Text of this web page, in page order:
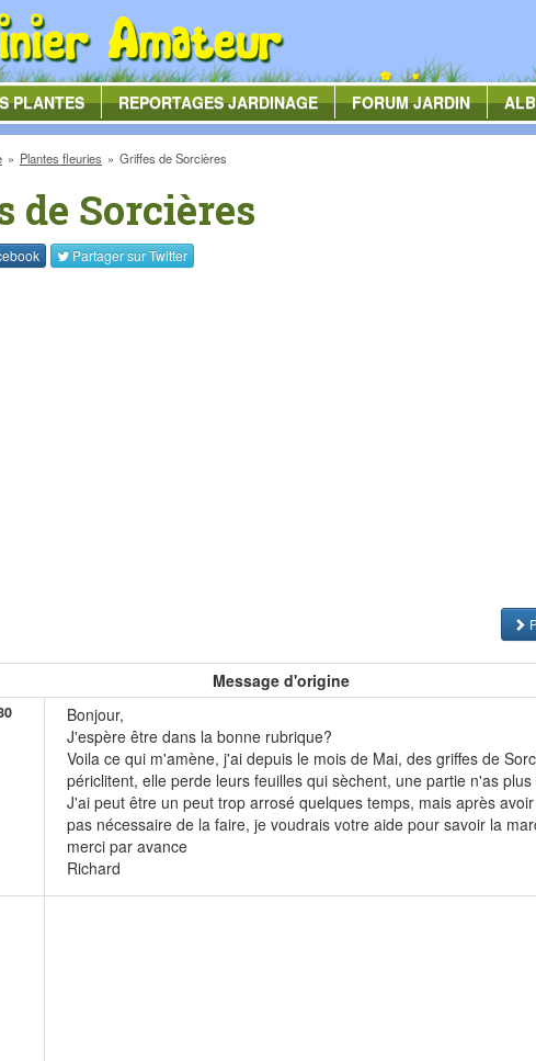
PLANTES REPORTAGESJARDINAGE FORUMJARDIN
Plantes fleuries Griffes de Sorcières
de Sorcières
Partager surTwitter
Message d'origine
Bonjour,
J'espère être dans la bonne rubrique?
Voila ce qui m'amène, j'ai depuis le mois de Mai, des griffes de
périclitent, elle perde leurs feuilles qui sèchent, une partie n'as
J'ai peut être un peut trop arrosé quelques temps, mais après
pas nécessaire de la faire, je voudrais votre aide pour savoir la
merci par avance
Richard